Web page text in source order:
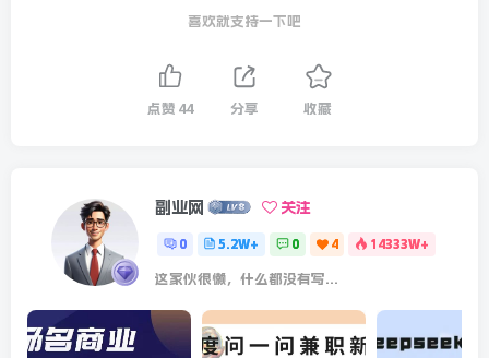
喜欢就支持一下吧
点赞 44 分享 收藏
副业网 关注
0 5.2W+ 0 4 14333W+
这家伙很懒，什么都没有写...